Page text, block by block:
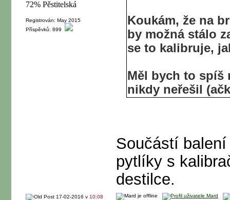
Registrován: May 2015
Příspěvků: 899
Koukám, že na
by možná stálo
se to kalibruje,
Měl bych to spíš
nikdy neřešil
Součástí
pytlíky s
destilce.
17-02-2016 v 10:08